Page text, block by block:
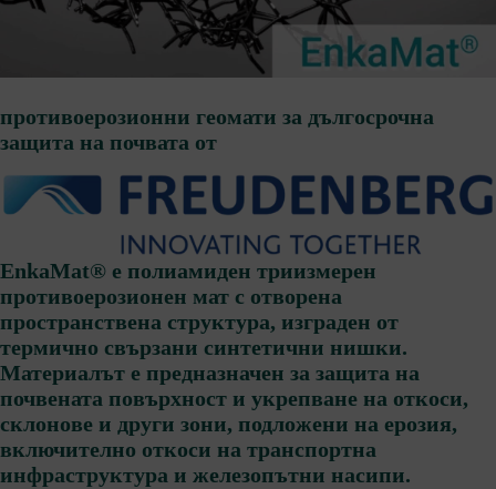
противоерозионни геомати за дългосрочна
защита на почвата от
EnkaMat® е полиамиден триизмерен
противоерозионен мат с отворена
пространствена структура, изграден от
термично свързани синтетични нишки.
Материалът е предназначен за защита на
почвената повърхност и укрепване на откоси,
склонове и други зони, подложени на ерозия,
включително откоси на транспортна
инфраструктура и железопътни насипи.